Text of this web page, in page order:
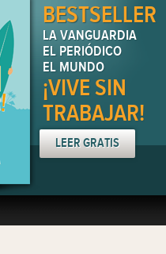
BESTSELLER
LA VANGUARDIA
EL PERIÓDICO
EL MUNDO
¡VIVE SIN
TRABAJAR!
LEER GRATIS